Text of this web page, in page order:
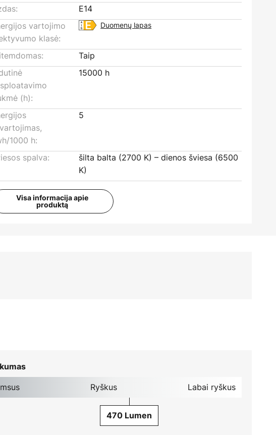
E14
vartojimo
klasė:
Duomenų lapas
Taip
(h):
15000 h
1000 h:
5
spalva:
šilta balta (2700 K) – dienos šviesa (6500
K)
Visa informacija apie
produktą
Ryškus Labai ryškus
470 Lumen